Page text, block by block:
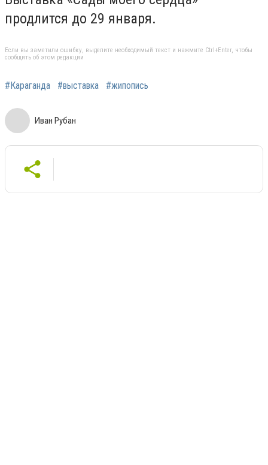
продлится до 29 января.
Если вы заметили ошибку, выделите необходимый текст и нажмите Ctrl+Enter, чтобы
сообщить об этом редакции
#Караганда #выставка #жипопись
Иван Рубан